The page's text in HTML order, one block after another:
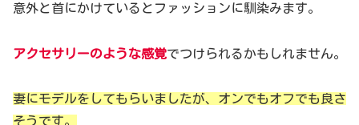
意外と首にかけているとファッションに馴染みます。
アクセサリーのような感覚でつけられるかもしれません。
妻にモデルをしてもらいましたが、オンでもオフでも良さ
そうです。